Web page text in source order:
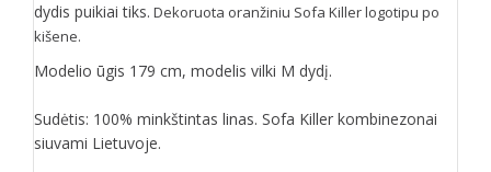
dydis puikiai tiks. Dekoruota oranžiniu Sofa Killer logotipu po
kišene.
Modelio ūgis 179 cm, modelis vilki M dydį.
Sudėtis: 100% minkštintas linas. Sofa Killer kombinezonai
siuvami Lietuvoje.